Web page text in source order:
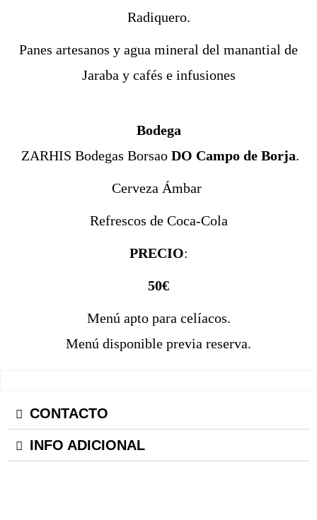
Radiquero.
Panes artesanos y agua mineral del manantial de
Jaraba y cafés e infusiones
Bodega
ZARHIS Bodegas Borsao DO Campo de Borja.
Cerveza Ámbar
Refrescos de Coca-Cola
PRECIO:
50€
Menú apto para celíacos.
Menú disponible previa reserva.
CONTACTO
INFO ADICIONAL